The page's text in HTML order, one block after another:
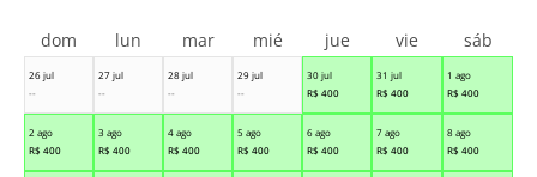
26 jul
--
27 jul
--
28 jul
--
29 jul
--
30 jul
R$ 400
31 jul
R$ 400
1 ago
R$ 400
2 ago
R$ 400
3 ago
R$ 400
4 ago
R$ 400
5 ago
R$ 400
6 ago
R$ 400
7 ago
R$ 400
8 ago
R$ 400
dom lun mar mié jue vie sáb